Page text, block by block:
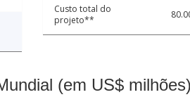
Custo total do
projeto**
(em US$